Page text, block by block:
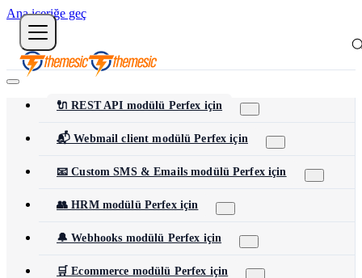
Ana içeriğe geç
🔌 REST API modülü Perfex için
📬 Webmail client modülü Perfex için
📧 Custom SMS & Emails modülü Perfex için
👥 HRM modülü Perfex için
🔔 Webhooks modülü Perfex için
🛒 Ecommerce modülü Perfex için